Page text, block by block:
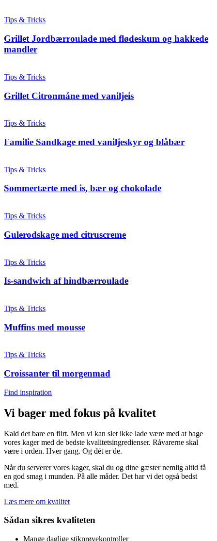
Tips & Tricks
Grillet Jordbærroulade med flødeskum og hakkede
mandler
Tips & Tricks
Grillet Citronmåne med vaniljeis
Tips & Tricks
Familie Sandkage med vaniljeskyr og blåbær
Tips & Tricks
Sommertærte med is, bær og chokolade
Tips & Tricks
Gulerodskage med citruscreme
Tips & Tricks
Is-sandwich af hindbærroulade
Tips & Tricks
Muffins med mousse
Tips & Tricks
Croissanter til morgenmad
Find inspiration
Vi bager med fokus på kvalitet
Kald det bare en flirt. Men vi kan slet ikke lade være med at bage
vores kager med de bedste kvalitetsingredienser. Råvarerne skal
være i orden. Hver gang. Og dét er de.
Når du serverer vores kager, skal du og dine gæster nemlig altid få
en god smag i munden. På alle måder. Det har vi det også bedst
med.
Læs mere om kvalitet
Sådan sikres kvaliteten
Mange daglige stikprøvekontroller